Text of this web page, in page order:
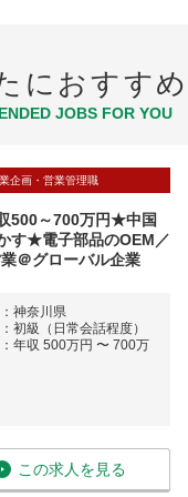
におすす
JOBS FOR YOU
企画・営業管理職
500～700万円★中国
す★電子部品のOEM／
＠グローバル企業
神奈川県
初級（日常会話程度）
年収 500万円 〜 700万
この求人を見る